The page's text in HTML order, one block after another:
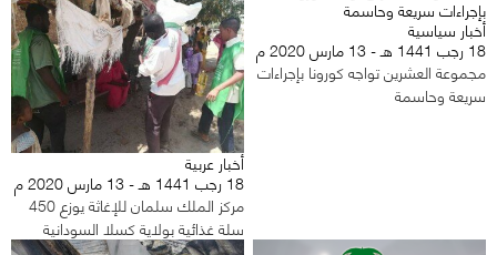
أخبار سياسية
18 رجب 1441 هـ - 13 مارس 2020 م
مجموعة العشرين تواجه كورونا بإجراءات
سريعة وحاسمة
أخبار عربية
18 رجب 1441 هـ - 13 مارس 2020 م
مركز الملك سلمان للإغاثة يوزع 450
سلة غذائية بولاية كسلا السودانية